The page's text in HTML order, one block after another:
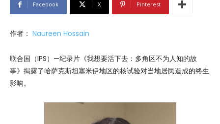
Facebook X Pinterest
作者： Naureen Hossain
联合国（IPS）—纪录片《我想要活下去：多角区不为人知的故
事》揭露了哈萨克斯坦塞米伊地区的核试验对当地居民造成的终生
影响。